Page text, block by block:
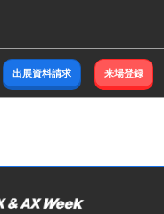
出展資料請求 来場登録